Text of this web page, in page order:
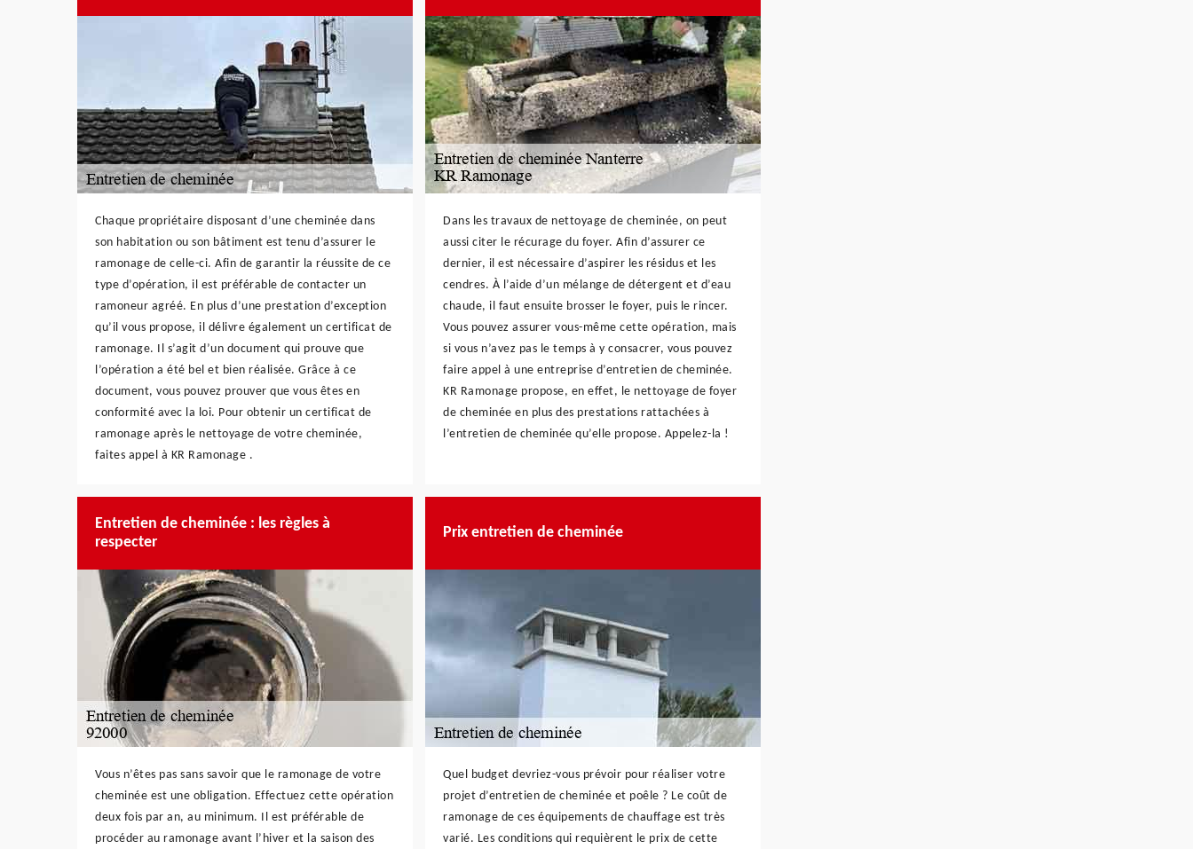
Chaque propriétaire disposant d’une cheminée dans
son habitation ou son bâtiment est tenu d’assurer le
ramonage de celle-ci. Afin de garantir la réussite de ce
type d’opération, il est préférable de contacter un
ramoneur agréé. En plus d’une prestation d’exception
qu’il vous propose, il délivre également un certificat de
ramonage. Il s’agit d’un document qui prouve que
l’opération a été bel et bien réalisée. Grâce à ce
document, vous pouvez prouver que vous êtes en
conformité avec la loi. Pour obtenir un certificat de
ramonage après le nettoyage de votre cheminée,
faites appel à KR Ramonage .
Dans les travaux de nettoyage de cheminée, on peut
aussi citer le récurage du foyer. Afin d’assurer ce
dernier, il est nécessaire d’aspirer les résidus et les
cendres. À l’aide d’un mélange de détergent et d’eau
chaude, il faut ensuite brosser le foyer, puis le rincer.
Vous pouvez assurer vous-même cette opération, mais
si vous n’avez pas le temps à y consacrer, vous pouvez
faire appel à une entreprise d’entretien de cheminée.
KR Ramonage propose, en effet, le nettoyage de foyer
de cheminée en plus des prestations rattachées à
l’entretien de cheminée qu’elle propose. Appelez-la !
Entretien de cheminée : les règles à
respecter
Vous n’êtes pas sans savoir que le ramonage de votre
cheminée est une obligation. Effectuez cette opération
deux fois par an, au minimum. Il est préférable de
procéder au ramonage avant l’hiver et la saison des
Prix entretien de cheminée
Quel budget devriez-vous prévoir pour réaliser votre
projet d’entretien de cheminée et poêle ? Le coût de
ramonage de ces équipements de chauffage est très
varié. Les conditions qui requièrent le prix de cette